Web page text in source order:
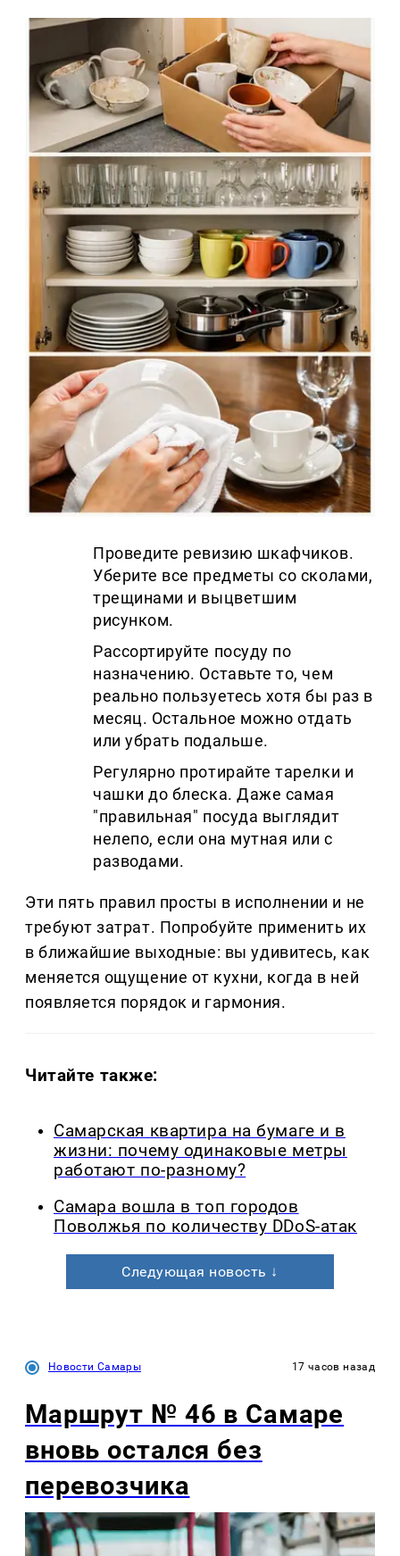
Проведите ревизию шкафчиков.
Уберите все предметы со сколами,
трещинами и выцветшим
рисунком.
Рассортируйте посуду по
назначению. Оставьте то, чем
реально пользуетесь хотя бы раз в
месяц. Остальное можно отдать
или убрать подальше.
Регулярно протирайте тарелки и
чашки до блеска. Даже самая
"правильная" посуда выглядит
нелепо, если она мутная или с
разводами.
Эти пять правил просты в исполнении и не
требуют затрат. Попробуйте применить их
в ближайшие выходные: вы удивитесь, как
меняется ощущение от кухни, когда в ней
появляется порядок и гармония.
Читайте также:
Самарская квартира на бумаге и в
жизни: почему одинаковые метры
работают по-разному?
Самара вошла в топ городов
Поволжья по количеству DDoS-атак
Следующая новость ↓
Новости Самары 17 часов назад
Маршрут № 46 в Самаре
вновь остался без
перевозчика